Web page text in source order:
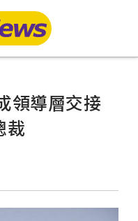
領導層交接
裁